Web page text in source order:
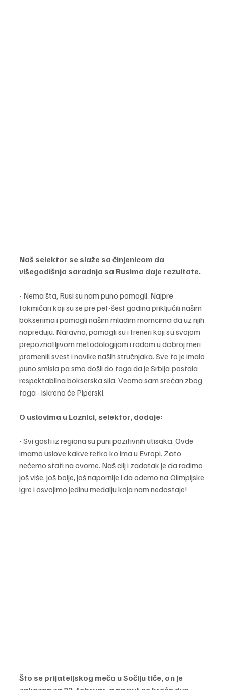
Naš selektor se slaže sa činjenicom da
višegodišnja saradnja sa Rusima daje rezultate.
- Nema šta, Rusi su nam puno pomogli. Najpre
takmičari koji su se pre pet-šest godina priključili našim
bokserima i pomogli našim mladim momcima da uz njih
napreduju. Naravno, pomogli su i treneri koji su svojom
prepoznatljivom metodologijom i radom u dobroj meri
promenili svest i navike naših stručnjaka. Sve to je imalo
puno smisla pa smo došli do toga da je Srbija postala
respektabilna bokserska sila. Veoma sam srećan zbog
toga - iskreno će Piperski.
O uslovima u Loznici, selektor, dodaje:
- Svi gosti iz regiona su puni pozitivnih utisaka. Ovde
imamo uslove kakve retko ko ima u Evropi. Zato
nećemo stati na ovome. Naš cilj i zadatak je da radimo
još više, još bolje, još napornije i da odemo na Olimpijske
igre i osvojimo jedinu medalju koja nam nedostaje!
Što se prijateljskog meča u Sočiju tiče, on je